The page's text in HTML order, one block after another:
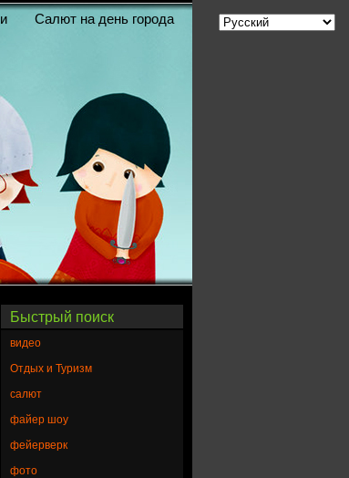
Салют на день города
Быстрый поиск
видео
Отдых и Туризм
салют
файер шоу
фейерверк
фото